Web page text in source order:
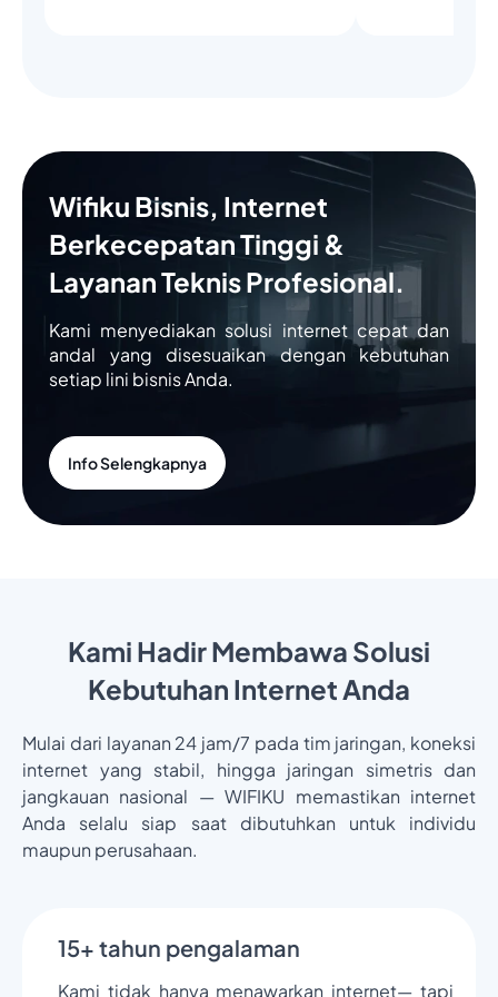
Wifiku Bisnis, Internet
Berkecepatan Tinggi &
Layanan Teknis Profesional.
Kami menyediakan solusi internet cepat dan
andal yang disesuaikan dengan kebutuhan
setiap lini bisnis Anda.
Info Selengkapnya
Kami Hadir Membawa Solusi
Kebutuhan Internet Anda
Mulai dari layanan 24 jam/7 pada tim jaringan, koneksi
internet yang stabil, hingga jaringan simetris dan
jangkauan nasional — WIFIKU memastikan internet
Anda selalu siap saat dibutuhkan untuk individu
maupun perusahaan.
15+ tahun pengalaman
Kami tidak hanya menawarkan internet— tapi